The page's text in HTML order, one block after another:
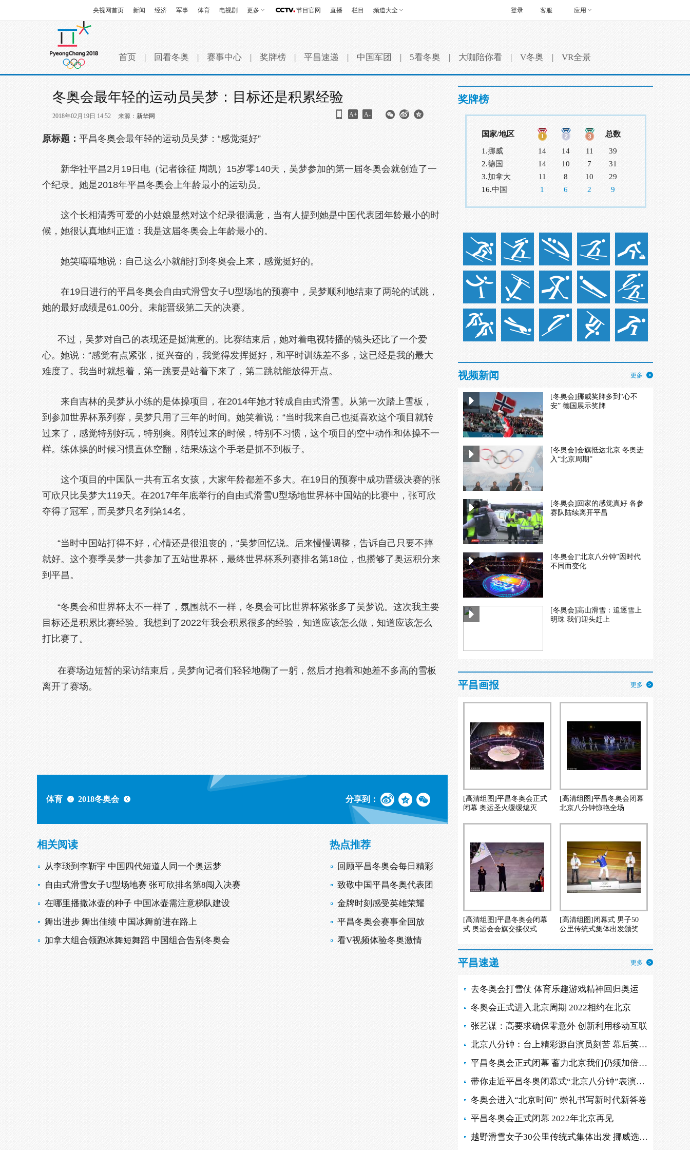
央视网首页 新闻 经济 军事 体育 电视剧 更多 节目官网 直播 栏目 频道大全 客服 应用
登录
首页 | 回看冬奥 | 赛事中心 | 奖牌榜 | 平昌速递 | 中国军团 | 5看冬奥 | 大咖陪你看 | V冬奥 | VR全景
冬奥会最年轻的运动员吴梦：目标还是积累经验
2018年02月19日 14:52 来源： 新华网 A+ A-
原标题： 平昌冬奥会最年轻的运动员吴梦：“感觉挺好”
新华社平昌2月19日电（记者徐征 周凯）15岁零140天，吴梦参加的第一届冬奥会就创造了一
个纪录。她是2018年平昌冬奥会上年龄最小的运动员。
这个长相清秀可爱的小姑娘显然对这个纪录很满意，当有人提到她是中国代表团年龄最小的时
候，她很认真地纠正道：我是这届冬奥会上年龄最小的。
她笑嘻嘻地说：自己这么小就能打到冬奥会上来，感觉挺好的。
在19日进行的平昌冬奥会自由式滑雪女子U型场地的预赛中，吴梦顺利地结束了两轮的试跳，
她的最好成绩是61.00分。未能晋级第二天的决赛。
不过，吴梦对自己的表现还是挺满意的。比赛结束后，她对着电视转播的镜头还比了一个爱
心。她说：“感觉有点紧张，挺兴奋的，我觉得发挥挺好，和平时训练差不多，这已经是我的最大
难度了。我当时就想着，第一跳要是站着下来了，第二跳就能放得开点。
来自吉林的吴梦从小练的是体操项目，在2014年她才转成自由式滑雪。从第一次踏上雪板，
到参加世界杯系列赛，吴梦只用了三年的时间。她笑着说：“当时我来自己也挺喜欢这个项目就转
过来了，感觉特别好玩，特别爽。刚转过来的时候，特别不习惯，这个项目的空中动作和体操不一
样。练体操的时候习惯直体空翻，结果练这个手老是抓不到板子。
这个项目的中国队一共有五名女孩，大家年龄都差不多大。在19日的预赛中成功晋级决赛的张
可欣只比吴梦大119天。在2017年年底举行的自由式滑雪U型场地世界杯中国站的比赛中，张可欣
夺得了冠军，而吴梦只名列第14名。
“当时中国站打得不好，心情还是很沮丧的，“吴梦回忆说。后来慢慢调整，告诉自己只要不摔
就好。这个赛季吴梦一共参加了五站世界杯，最终世界杯系列赛排名第18位，也攒够了奥运积分来
到平昌。
“冬奥会和世界杯太不一样了，氛围就不一样，冬奥会可比世界杯紧张多了吴梦说。这次我主要
目标还是积累比赛经验。我想到了2022年我会积累很多的经验，知道应该怎么做，知道应该怎么
打比赛了。
在赛场边短暂的采访结束后，吴梦向记者们轻轻地鞠了一躬，然后才抱着和她差不多高的雪板
离开了赛场。
体育 2018冬奥会 分享到：
相关阅读
从李琰到李靳宇 中国四代短道人同一个奥运梦
自由式滑雪女子U型场地赛 张可欣排名第8闯入决赛
在哪里播撒冰壶的种子 中国冰壶需注意梯队建设
舞出进步 舞出佳绩 中国冰舞前进在路上
加拿大组合领跑冰舞短舞蹈 中国组合告别冬奥会
热点推荐
回顾平昌冬奥会每日精彩
致敬中国平昌冬奥代表团
金牌时刻感受英雄荣耀
平昌冬奥会赛事全回放
看V视频体验冬奥激情
奖牌榜
国家/地区 总数
1.挪威 14 14 11
39
2.德国 14 10 7
31
3.加拿大 11 8 10
29
16.中国 1 6 2 9
视频新闻 更多
[冬奥会]挪威奖牌多到“心不
安” 德国展示奖牌
[冬奥会]会旗抵达北京 冬奥进
入“北京周期”
[冬奥会]回家的感觉真好 各参
赛队陆续离开平昌
[冬奥会]“北京八分钟”因时代
不同而变化
[冬奥会]高山滑雪：追逐雪上
明珠 我们迎头赶上
平昌画报 更多
[高清组图]平昌冬奥会正式
闭幕 奥运圣火缓缓熄灭
[高清组图]平昌冬奥会闭幕
北京八分钟惊艳全场
[高清组图]平昌冬奥会闭幕
式 奥运会会旗交接仪式
[高清组图]闭幕式 男子50
公里传统式集体出发颁奖
平昌速递 更多
去冬奥会打雪仗 体育乐趣游戏精神回归奥运
冬奥会正式进入北京周期 2022相约在北京
张艺谋：高要求确保零意外 创新利用移动互联
北京八分钟：台上精彩源自演员刻苦 幕后英雄多
平昌冬奥会正式闭幕 蓄力北京我们仍须加倍努力
带你走近平昌冬奥闭幕式“北京八分钟”表演现场
冬奥会进入“北京时间” 崇礼书写新时代新答卷
平昌冬奥会正式闭幕 2022年北京再见
越野滑雪女子30公里传统式集体出发 挪威选手摘金